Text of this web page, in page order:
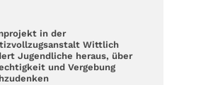
in der
Wittlich
Jugendliche heraus, über
und Vergebung
: